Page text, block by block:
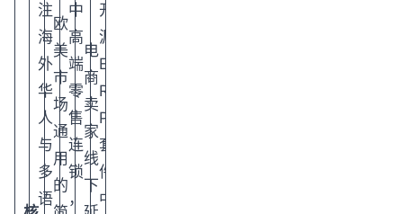
注
海
外
华
人
与
多
语
欧
美
市
场
通
用
的
中
高
端
零
售
连
锁
，
电
商
卖
家
线
下
开
源
E
R
P
套
件
中